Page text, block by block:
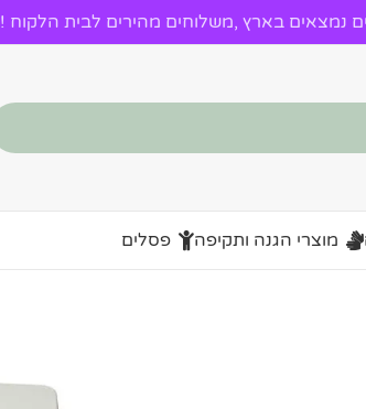
נמצאים בארץ ,משלוחים מהירים לבית הלקוח !
מוצרי הגנה ותקיפה פסלים